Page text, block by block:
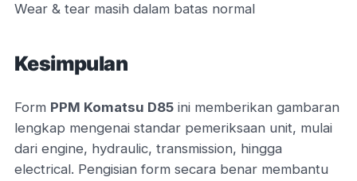
Wear & tear masih dalam batas normal
Kesimpulan
Form PPM Komatsu D85 ini memberikan gambaran
lengkap mengenai standar pemeriksaan unit, mulai
dari engine, hydraulic, transmission, hingga
electrical. Pengisian form secara benar membantu